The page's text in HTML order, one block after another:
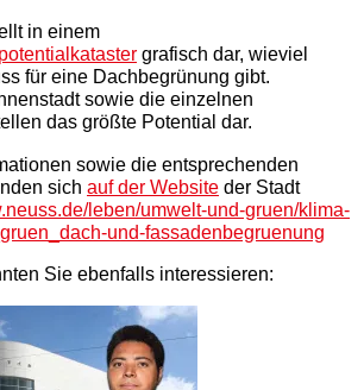
in einem
grafisch dar, wieviel
für eine Dachbegrünung gibt.
sowie die einzelnen
das größte Potential dar.
sowie die entsprechenden
sich auf der Website der Stadt
leben/umwelt-und-gruen/klima-
und-fassadenbegruenung
Sie ebenfalls interessieren: